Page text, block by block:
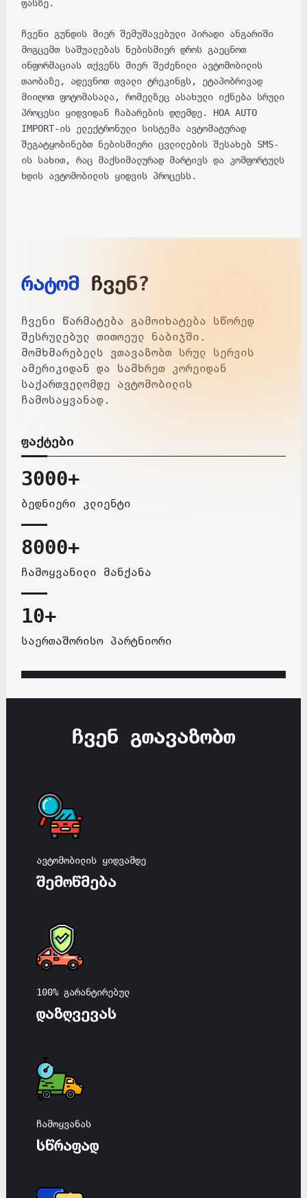
ფასზე.
ჩვენი გუნდის მიერ შემუშავებული პირადი ანგარიში
მოგცემთ საშუალებას ნებისმიერ დროს გაეცნოთ
ინფორმაციას თქვენს მიერ შეძენილი ავტომობილის
თაობაზე, ადევნოთ თვალი ტრეკინგს, ეტაპობრივად
მიიღოთ ფოტომასალა, რომელზეც ასახული იქნება სრული
პროცესი ყიდვიდან ჩაბარების დღემდე. HOA AUTO
IMPORT-ის ელექტრონული სისტემა ავტომატურად
შეგატყობინებთ ნებისმიერი ცვლილების შესახებ SMS-
ის სახით, რაც მაქსიმალურად მარტივს და კომფორტულს
ხდის ავტომობილის ყიდვის პროცესს.
რატომ ჩვენ?
ჩვენი წარმატება გამოიხატება სწორედ
შესრულებულ თითოეულ ნაბიჯში.
მომხმარებელს ვთავაზობთ სრულ სერვის
ამერიკიდან და სამხრეთ კორეიდან
საქართველომდე ავტომობილის
ჩამოსაყვანად.
ფაქტები
3000+
ბედნიერი კლიენტი
8000+
ჩამოყვანილი მანქანა
10+
საერთაშორისო პარტნიორი
ჩვენ გთავაზობთ
ავტომობილის ყიდვამდე
შემოწმება
100% გარანტირებულ
დაზღვევას
ჩამოყვანას
სწრაფად